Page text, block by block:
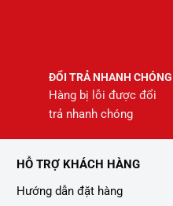
ĐỔI TRẢ NHANH CHÓNG
Hàng bị lỗi được đổi
trả nhanh chóng
HỖ TRỢ KHÁCH HÀNG
Hướng dẫn đặt hàng